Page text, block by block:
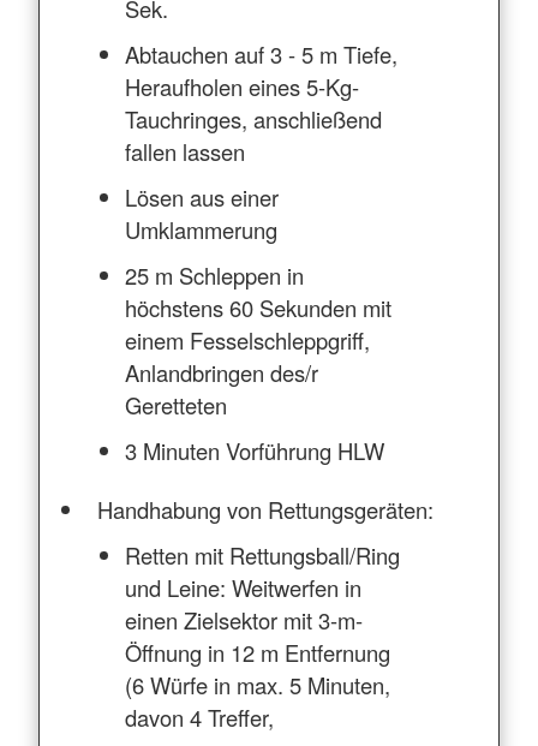
Sek.
Abtauchen auf 3 - 5 m Tiefe,
Heraufholen eines 5-Kg-
Tauchringes, anschließend
fallen lassen
Lösen aus einer
Umklammerung
25 m Schleppen in
höchstens 60 Sekunden mit
einem Fesselschleppgriff,
Anlandbringen des/r
Geretteten
3 Minuten Vorführung HLW
Handhabung von Rettungsgeräten:
Retten mit Rettungsball/Ring
und Leine: Weitwerfen in
einen Zielsektor mit 3-m-
Öffnung in 12 m Entfernung
(6 Würfe in max. 5 Minuten,
davon 4 Treffer,